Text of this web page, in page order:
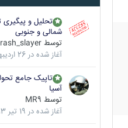
تحلیل و پیگیری
شمالی و جنوبی
توسط
آغاز شده در 26 اردیبهشت 1386
تاپیک جامع
آسیا
توسط MR9
آغاز شده در 19 تیر 1393